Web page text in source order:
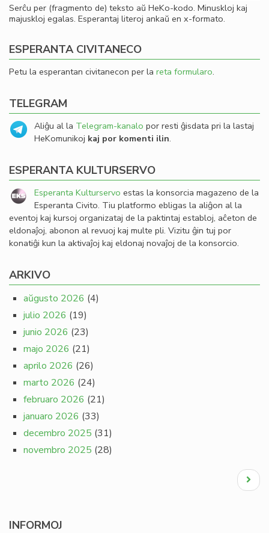
Serĉu per (fragmento de) teksto aŭ HeKo-kodo. Minuskloj kaj
majuskloj egalas. Esperantaj literoj ankaŭ en x-formato.
ESPERANTA CIVITANECO
Petu la esperantan civitanecon per la reta formularo.
TELEGRAM
Aliĝu al la Telegram-kanalo por resti ĝisdata pri la lastaj
HeKomunikoj kaj por komenti ilin.
ESPERANTA KULTURSERVO
Esperanta Kulturservo estas la konsorcia magazeno de la
Esperanta Civito. Tiu platformo ebligas la aliĝon al la
eventoj kaj kursoj organizataj de la paktintaj establoj, aĉeton de
eldonaĵoj, abonon al revuoj kaj multe pli. Vizitu ĝin tuj por
konatiĝi kun la aktivaĵoj kaj eldonaj novaĵoj de la konsorcio.
ARKIVO
aŭgusto 2026 (4)
julio 2026 (19)
junio 2026 (23)
majo 2026 (21)
aprilo 2026 (26)
marto 2026 (24)
februaro 2026 (21)
januaro 2026 (33)
decembro 2025 (31)
novembro 2025 (28)
Next
page
INFORMOJ